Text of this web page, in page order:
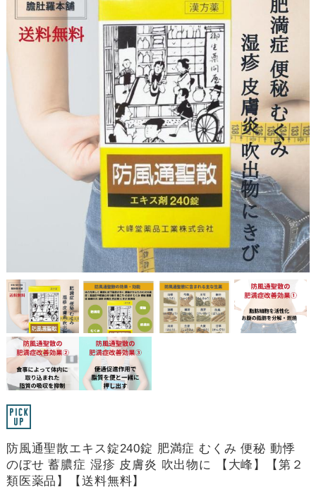
防風通聖散エキス錠240錠 肥満症 むくみ 便秘 動悸
のぼせ 蓄膿症 湿疹 皮膚炎 吹出物に 【大峰】【第２
類医薬品】【送料無料】